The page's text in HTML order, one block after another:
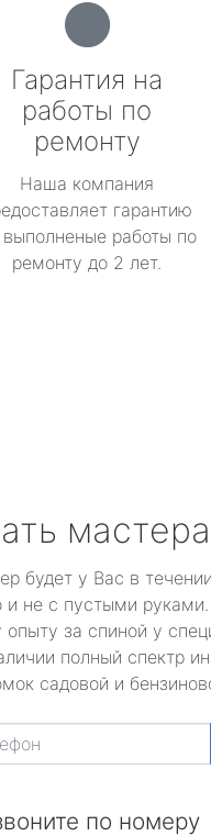
Гарантия на
работы по
ремонту
Наша компания
гарантию
выполненые работы по
ремонту до 2 лет.
мастера
будет у Вас в
и не с пустыми
за спиной у
полный спектр
садовой и
по номеру